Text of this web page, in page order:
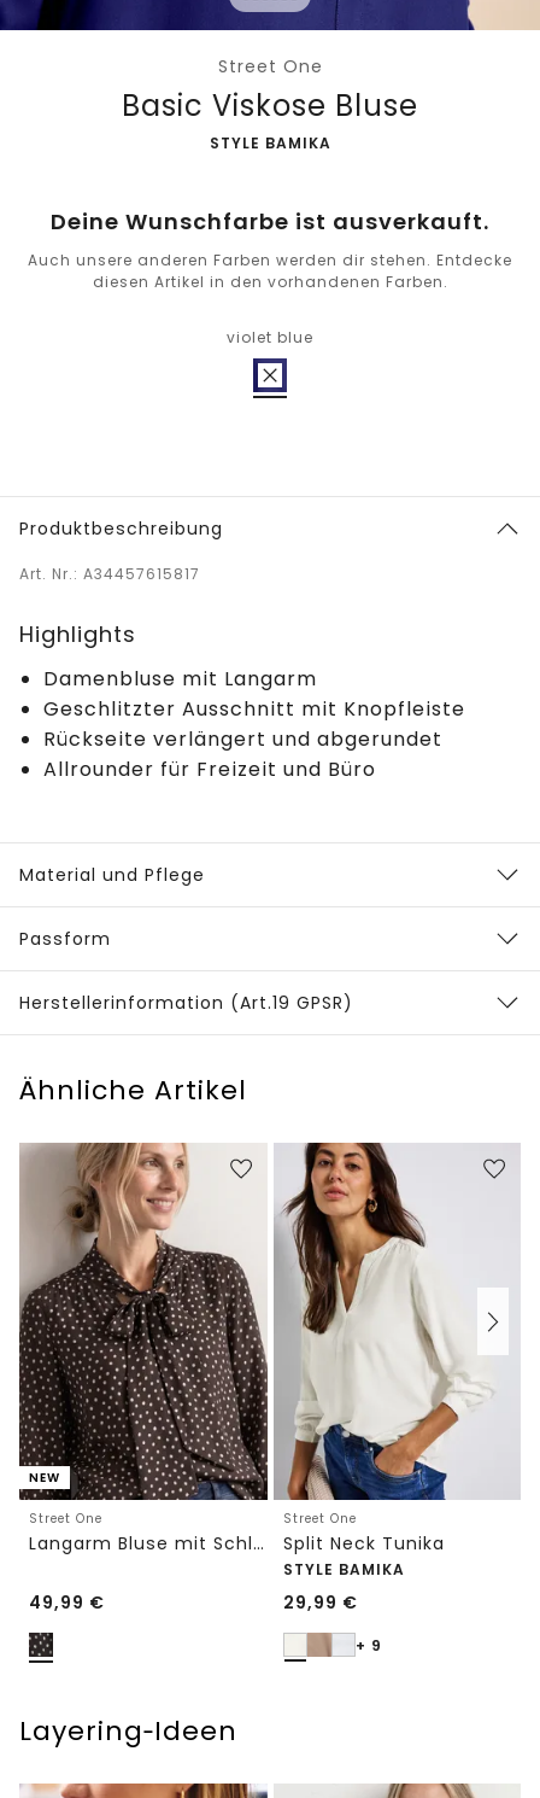
Street One
Basic Viskose Bluse
-
STYLE BAMIKA
Deine Wunschfarbe ist ausverkauft.
Auch unsere anderen Farben werden dir stehen. Entdecke
diesen Artikel in den vorhandenen Farben.
violet blue
Produktbeschreibung
Art. Nr.: A34457615817
Highlights
Damenbluse mit Langarm
Geschlitzter Ausschnitt mit Knopfleiste
Rückseite verlängert und abgerundet
Allrounder für Freizeit und Büro
Material und Pflege
Passform
Herstellerinformation (Art.19 GPSR)
Ähnliche Artikel
NEW
Street One
Langarm Bluse mit Schleifendetail
49,99 €
Street One
Split Neck Tunika
STYLE BAMIKA
29,99 €
+ 9
Layering‑Ideen